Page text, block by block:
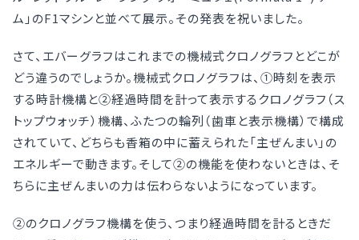
ム」のF1マシンと並べて展示。その発表を祝いました。
さて、エバーグラフはこれまでの機械式クロノグラフとどこが
どう違うのでしょうか。機械式クロノグラフは、①時刻を表示
する時計機構と②経過時間を計って表示するクロノグラフ（ス
トップウォッチ）機構、ふたつの輪列（歯車と表示機構）で構成
されていて、どちらも香箱の中に蓄えられた「主ぜんまい」の
エネルギーで動きます。そして②の機能を使わないときは、そ
ちらに主ぜんまいの力は伝わらないようになっています。
②のクロノグラフ機構を使う、つまり経過時間を計るときだ